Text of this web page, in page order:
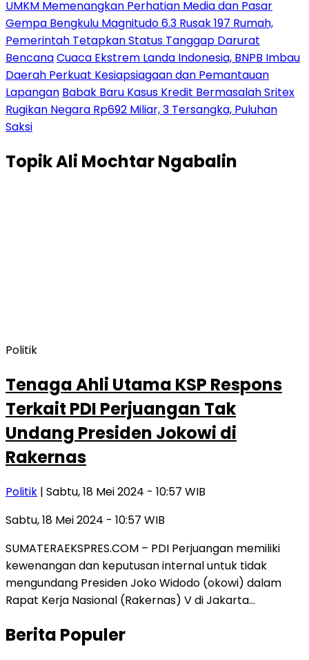
UMKM Memenangkan Perhatian Media dan Pasar
Gempa Bengkulu Magnitudo 6.3 Rusak 197 Rumah,
Pemerintah Tetapkan Status Tanggap Darurat
BencanaCuaca Ekstrem Landa Indonesia, BNPB Imbau
Daerah Perkuat Kesiapsiagaan dan Pemantauan
Lapangan Babak Baru Kasus Kredit Bermasalah Sritex
Rugikan Negara Rp692 Miliar, 3 Tersangka, Puluhan
Saksi
TopikAli Mochtar Ngabalin
Politik
Tenaga Ahli Utama KSP Respons
Terkait PDI Perjuangan Tak
Undang Presiden Jokowi di
Rakernas
Politik | Sabtu, 18 Mei 2024 - 10:57 WIB
Sabtu, 18 Mei 2024 - 10:57 WIB
SUMATERAEKSPRES.COM – PDI Perjuangan memiliki
kewenangan dan keputusan internal untuk tidak
mengundang Presiden Joko Widodo (okowi) dalam
Rapat Kerja Nasional (Rakernas) V di Jakarta…
Berita Populer